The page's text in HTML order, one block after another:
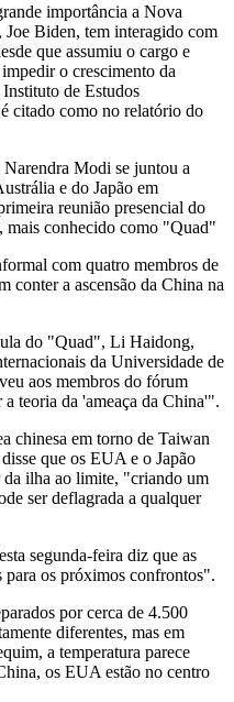
importância a Nova
Biden, tem interagido com
que assumiu o cargo e
o crescimento da
de Estudos
citado como no relatório do
Modi se juntou a
e do Japão em
reunião presencial do
mais conhecido como "Quad"
com quatro membros de
conter a ascensão da China na
do "Quad", Li Haidong,
da Universidade de
aos membros do fórum
teoria da 'ameaça da China'".
chinesa em torno de Taiwan
que os EUA e o Japão
da ilha ao limite, "criando um
ser deflagrada a qualquer
segunda-feira diz que as
para os próximos confrontos".
por cerca de 4.500
diferentes, mas em
a temperatura parece
os EUA estão no centro